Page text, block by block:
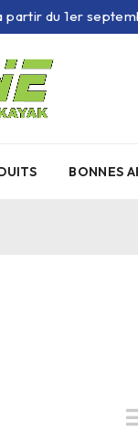
partir du 1er
BONNES